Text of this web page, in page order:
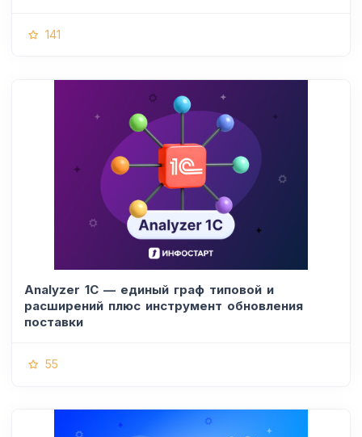
141
Analyzer 1C — единый граф типовой и
расширений плюс инструмент обновления
поставки
55